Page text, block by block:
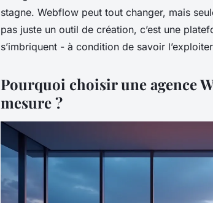
stagne. Webflow peut tout changer, mais
pas juste un outil de création, c’est une
s’imbriquent - à condition de savoir
Pourquoi choisir une agence
mesure ?